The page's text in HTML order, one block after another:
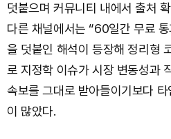
덧붙으며 커뮤니티 내에서 출처
다른 채널에서는 “60일간 무료
을 덧붙인 해석이 등장해 정리형
로 지정학 이슈가 시장 변동성과
속보를 그대로 받아들이기보다
이 많았다.